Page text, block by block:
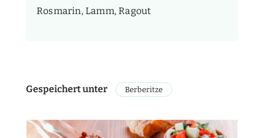
Rosmarin, Lamm, Ragout
Gespeichert unter Berberitze